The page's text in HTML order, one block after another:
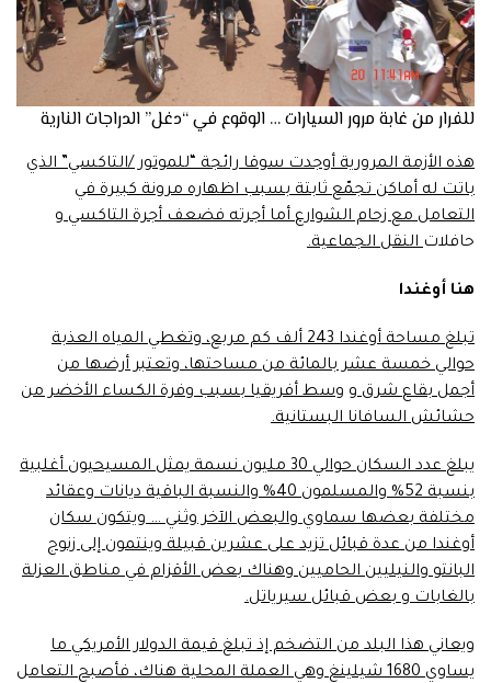
للفرار من غابة مرور السيارات … الوقوع في “دغل” الدراجات النارية
هذه الأزمة المرورية أوجدت سوقا رائجة “للموتور /التاكسي” الذي
باتت له أماكن تجمّع ثابتة بسبب اظهاره مرونة كبيرة في
التعامل مع زحام الشوارع أما أجرته فضعف أجرة التاكسي و
حافلاتالنقل الجماعية.
هنا أوغندا
تبلغ مساحة أوغندا 243 ألف كم مربع، وتغطي المياه العذبة
حوالي خمسة عشر بالمائة من مساحتها، وتعتبر أرضها من
أجمل بقاع شرق و وسط أفريقيا بسبب وفرة الكساء الأخضر من
حشائش السافانا البستانية.
يبلغ عدد السكان حوالي 30 مليون نسمة يمثل المسيحيون أغلبية
بنسبة 52% والمسلمون 40% والنسبة الباقية ديانات وعقائد
مختلفة بعضها سماوي والبعض الآخر وثني … ويتكون سكان
أوغندا من عدة قبائل تزيد على عشرين قبيلة وينتمون إلى زنوج
البانتو والنيليين الحاميين وهناك بعض الأقزام في مناطق العزلة
بالغابات و بعض قبائل سيرياتل.
ويعاني هذا البلد من التضخم إذ تبلغ قيمة الدولار الأمريكي ما
يساوي 1680 شيلينغ وهي العملة المحلية هناك، فأصبح التعامل